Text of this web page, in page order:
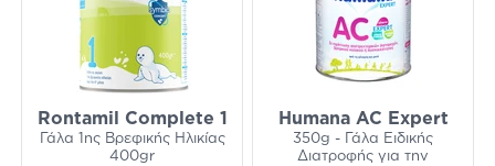
Rontamil Complete 1
Γάλα 1ης Βρεφικής Ηλικίας
400gr
Humana AC Expert
350g - Γάλα Ειδικής
Διατροφής για την